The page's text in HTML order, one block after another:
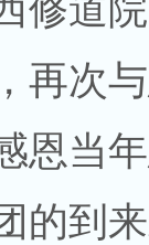
修道
再次
恩当
的到